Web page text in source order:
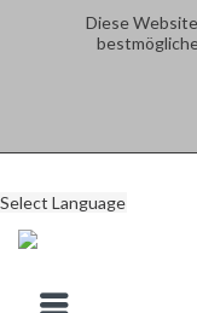
Diese
Select Language